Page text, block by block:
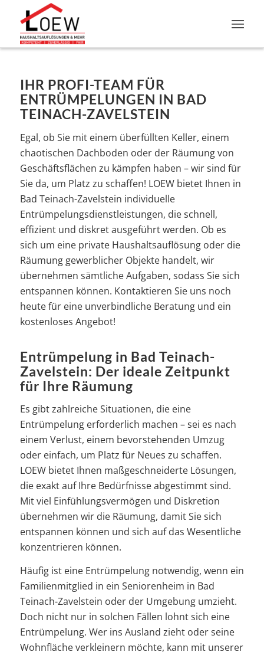
IHR PROFI-TEAM FÜR
ENTRÜMPELUNGEN IN BAD
TEINACH-ZAVELSTEIN
Egal, ob Sie mit einem überfüllten Keller, einem
chaotischen Dachboden oder der Räumung von
Geschäftsflächen zu kämpfen haben – wir sind für
Sie da, um Platz zu schaffen! LOEW bietet Ihnen in
Bad Teinach-Zavelstein individuelle
Entrümpelungsdienstleistungen, die schnell,
effizient und diskret ausgeführt werden. Ob es
sich um eine private Haushaltsauflösung oder die
Räumung gewerblicher Objekte handelt, wir
übernehmen sämtliche Aufgaben, sodass Sie sich
entspannen können. Kontaktieren Sie uns noch
heute für eine unverbindliche Beratung und ein
kostenloses Angebot!
Entrümpelung in Bad Teinach-
Zavelstein: Der ideale Zeitpunkt
für Ihre Räumung
Es gibt zahlreiche Situationen, die eine
Entrümpelung erforderlich machen – sei es nach
einem Verlust, einem bevorstehenden Umzug
oder einfach, um Platz für Neues zu schaffen.
LOEW bietet Ihnen maßgeschneiderte Lösungen,
die exakt auf Ihre Bedürfnisse abgestimmt sind.
Mit viel Einfühlungsvermögen und Diskretion
übernehmen wir die Räumung, damit Sie sich
entspannen können und sich auf das Wesentliche
konzentrieren können.
Häufig ist eine Entrümpelung notwendig, wenn ein
Familienmitglied in ein Seniorenheim in Bad
Teinach-Zavelstein oder der Umgebung umzieht.
Doch nicht nur in solchen Fällen lohnt sich eine
Entrümpelung. Wer ins Ausland zieht oder seine
Wohnfläche verkleinern möchte, kann mit unserer